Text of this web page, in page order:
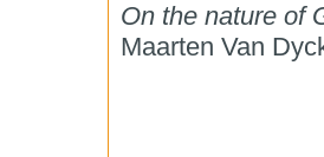
On the nature of
Maarten Van